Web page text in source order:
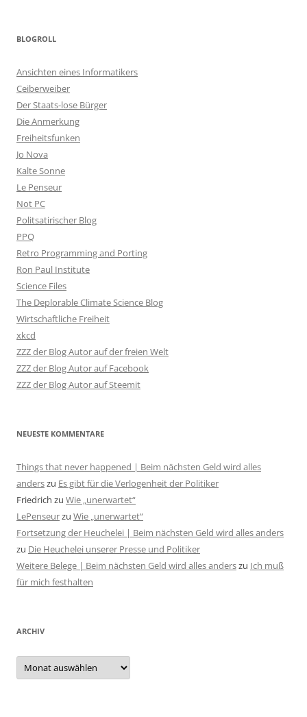
BLOGROLL
Ansichten eines Informatikers
Ceiberweiber
Der Staats-lose Bürger
Die Anmerkung
Freiheitsfunken
Jo Nova
Kalte Sonne
Le Penseur
Not PC
Politsatirischer Blog
PPQ
Retro Programming and Porting
Ron Paul Institute
Science Files
The Deplorable Climate Science Blog
Wirtschaftliche Freiheit
xkcd
ZZZ der Blog Autor auf der freien Welt
ZZZ der Blog Autor auf Facebook
ZZZ der Blog Autor auf Steemit
NEUESTE KOMMENTARE
Things that never happened | Beim nächsten Geld wird alles
anderszu Es gibt für die Verlogenheit der Politiker
Friedrich zu Wie „unerwartet“
LePenseurzu Wie „unerwartet“
Fortsetzung der Heuchelei | Beim nächsten Geld wird alles anders
zu Die Heuchelei unserer Presse und Politiker
Weitere Belege | Beim nächsten Geld wird alles anderszu Ich muß
für mich festhalten
ARCHIV
Archiv